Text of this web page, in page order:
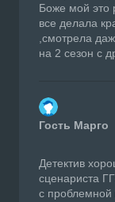
Боже мой это
все делала
,смотрела
на 2 сезон с
Гость Марго
Детектив
сценариста
с проблемной